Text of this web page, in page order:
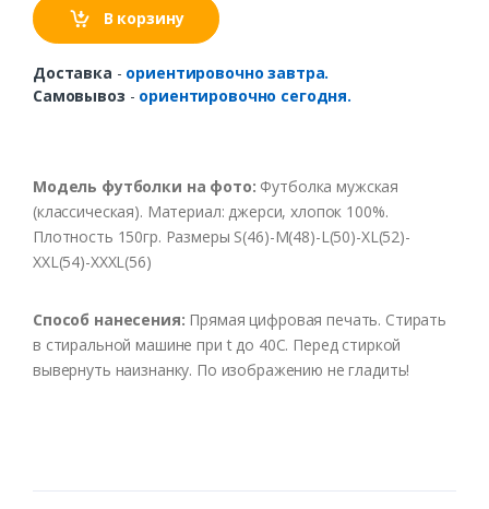
В корзину
Доставка - ориентировочно завтра.
Самовывоз - ориентировочно сегодня.
Модель футболки на фото: Футболка мужская
(классическая). Материал: джерси, хлопок 100%.
Плотность 150гр. Размеры S(46)-M(48)-L(50)-XL(52)-
XXL(54)-XXXL(56)
Способ нанесения: Прямая цифровая печать. Стирать
в стиральной машине при t до 40С. Перед стиркой
вывернуть наизнанку. По изображению не гладить!